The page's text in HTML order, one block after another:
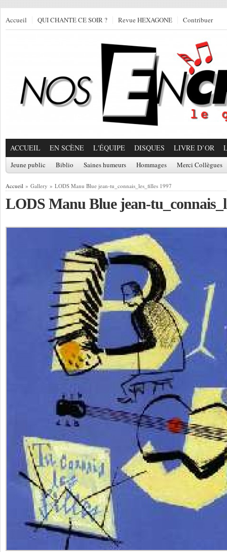
Accueil QUI CHANTE CE SOIR ? Revue HEXAGONE Contribuer
ACCUEIL EN SCÈNE L'ÉQUIPE DISQUES LIVRE D’OR
Jeune public Biblio Saines humeurs Hommages Merci Collègues
Accueil » Gallery » LODS Manu Blue jean-tu_connais_les_filles 1997
LODS Manu Blue jean-